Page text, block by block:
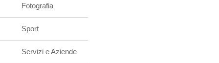
Fotografia
Sport
Servizi e Aziende